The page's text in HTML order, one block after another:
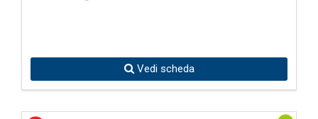
Vedi scheda